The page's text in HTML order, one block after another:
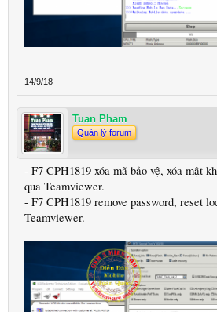
14/9/18
Tuan Pham
Quản lý forum
- F7 CPH1819 xóa mã bảo vệ, xóa mật
qua Teamviewer.
- F7 CPH1819 remove password, reset
Teamviewer.